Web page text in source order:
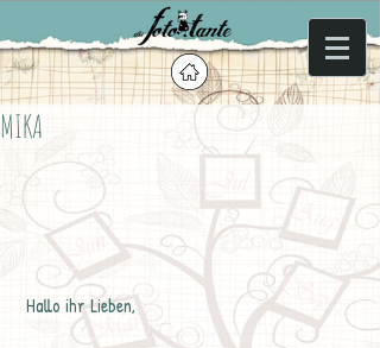
MIKA
Hallo ihr Lieben,